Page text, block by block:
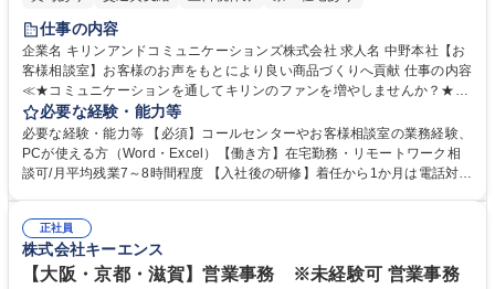
仕事の内容
企業名 キリンアンドコミュニケーションズ株式会社 求人名 中野本社【お
客様相談室】お客様のお声をもとにより良い商品づくりへ貢献 仕事の内容
≪★コミュニケーションを通してキリンのファンを増やしませんか？★≫
お客様のお声をより良い商品づくりに活かしていく上で、窓口となるお客
様相談室でのお仕事です。 日々お客様からいただくキリングループへのご
意見を、企業活動に活かしています。お客様からの声に迅速かつ誠意をも
って対応、情報提供するとともにグループ内活動に反映しています。 【具
平均100件前後■メール・手紙：同上40件前後 募集職種 中野本社【お客様
相談室】お客様のお声をもとにより良い商品づくりへ貢献
必要な経験・能力等
必要な経験・能力等 【必須】コールセンターやお客様相談室の業務経験、
PCが使える方（Word・Excel）【働き方】在宅勤務・リモートワーク相
談可/月平均残業7～8時間程度 【入社後の研修】着任から1か月は電話対応
すのでご安心ください。 【当社について】キリングループの広報機能を担
う会社として、お客様との出会いを大切にし、磨き上げたホスピタリティ
を込めてコミュニケーションをとりながら広報関連業務を行っておりま
正社員
株式会社キーエンス
【大阪・京都・滋賀】営業事務 ※未経験可 営業事務